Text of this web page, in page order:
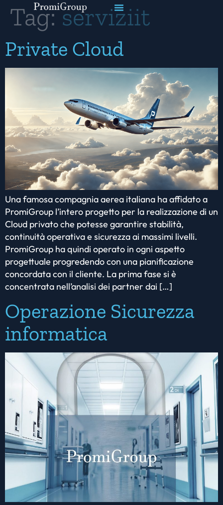
Tag:serviziit
Private Cloud
Una famosa compagnia aerea italiana ha affidato a
PromiGroup l’intero progetto per la realizzazione di un
Cloud privato che potesse garantire stabilità,
continuità operativa e sicurezza ai massimi livelli.
PromiGroup ha quindi operato in ogni aspetto
progettuale progredendo con una pianificazione
concordata con il cliente. La prima fase si è
concentrata nell’analisi dei partner dai […]
Operazione Sicurezza
informatica